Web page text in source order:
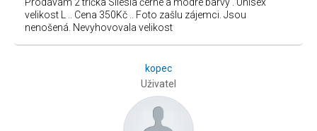
velikost L .. Cena 350Kč .. Foto zašlu zájemci. Jsou
nenošená. Nevyhovovala velikost
kopec
Uživatel